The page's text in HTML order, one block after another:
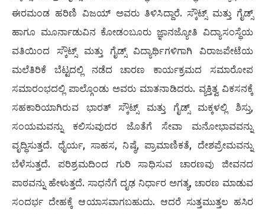
ಈರಮಂಡ ಹರಿಣಿ ವಿಜಯ್ ಅವರು ತಿಳಿಸಿದ್ದಾರೆ. ಸ್ಕೌಟ್ಸ್ ಮತ್ತು ಗೈಡ್ಸ್
ಹಾಗೂ ಮೂರ್ನಾಡುವಿನ ಕೋಡಂಬೂರು ಜ್ಞಾನಜ್ಯೋತಿ ವಿದ್ಯಾಸಂಸ್ಥೆಯ
ವತಿಯಿಂದ ಸ್ಕೌಟ್ಸ್ ಮತ್ತು ಗೈಡ್ಸ್ ವಿದ್ಯಾರ್ಥಿಗಳಿಗಾಗಿ ವಿರಾಜಪೇಟೆಯ
ಮಲೆತಿರಿಕೆ ಬೆಟ್ಟದಲ್ಲಿ ನಡೆದ ಚಾರಣ ಕಾರ್ಯಕ್ರಮದ ಸಮಾರೋಪ
ಸಮಾರಂಭದಲ್ಲಿ ಪಾಲ್ಗೊಂಡು ಅವರು ಮಾತನಾಡಿದರು. ವ್ಯಕ್ತಿತ್ವ ವಿಕಸನಕ್ಕೆ
ಸಹಕಾರಿಯಾಗಿರುವ ಭಾರತ್ ಸ್ಕೌಟ್ಸ್ ಮತ್ತು ಗೈಡ್ಸ್ ಮಕ್ಕಳಲ್ಲಿ ಶಿಸ್ತು,
ಸಂಯಮವನ್ನು ಕಲಿಸುವುದರ ಜೊತೆಗೆ ಸೇವಾ ಮನೋಭಾವವನ್ನು
ವೃದ್ಧಿಸುತ್ತದೆ. ಧೈರ್ಯ, ಸಾಹಸ, ನಿಷ್ಠೆ, ಪ್ರಾಮಾಣಿಕತೆ, ದೇಶಪ್ರೇಮವನ್ನು
ಬೆಳೆಸುತ್ತದೆ. ಪರಿಶ್ರಮದಿಂದ ಗುರಿ ಸಾಧಿಸುವ ಚಾರಣವು ಜೀವನದ
ಪಾಠವನ್ನು ಹೇಳುತ್ತದೆ. ಸಾಧನೆಗೆ ದೃಢ ನಿರ್ಧಾರ ಅಗತ್ಯ, ಚಾರಣ ಮಾಡುವ
ಸಂದರ್ಭ ದೇಹಕ್ಕೆ ಆಯಾಸವಾಗಬಹುದು. ಆದರೆ ಸುತ್ತಮುತ್ತಲ ಹಸಿರ